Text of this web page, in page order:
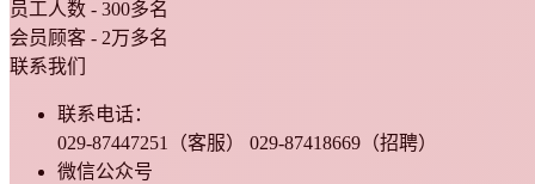
员工人数 - 300多名
会员顾客 - 2万多名
联系我们
联系电话：
029-87447251（客服） 029-87418669（招聘）
微信公众号